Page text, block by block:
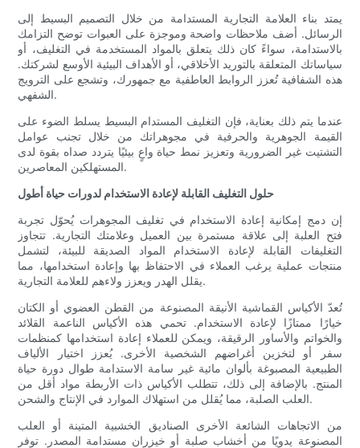
يمتد بناء العلامة التجارية المستدامة من خلال التصميم البسيط إلى
الرسائل. أضف ملاحظات واضحة وموجزة على العبوات توضح التزامك
بالاستدامة، سواءً كان ذلك يتعلق بالمواد المستخدمة في التغليف، أو
سياساتك المتعلقة بالتوريد الأخلاقي، أو الأهداف البيئية الأوسع لشركتك.
هذه الشفافية تُعزز الروابط العاطفية مع جمهورك، وتشجع على الترويج
الشفهي.
عندما يتم ذلك بعناية، فإن التغليف المستدام البسيط يسلط الضوء على
القيمة الجوهرية والحرفية في مجوهراتك من خلال تجنب عوامل
التشتيت غير الضرورية وتعزيز نمط حياة واعٍ بيئيًا يتردد صداه بقوة لدى
المستهلكين المعاصرين.
حلول التغليف القابلة لإعادة الاستخدام لدورات حياة أطول
إن دمج إمكانية إعادة الاستخدام في تغليف المجوهرات يُحوّل تجربة
فتح العلبة إلى علاقة مستمرة بين العميل وعلامتك التجارية. تتجاوز
التغليفات القابلة لإعادة الاستخدام المواد الصديقة للبيئة، لتشمل
منتجات عملية يرغب العملاء في الاحتفاظ بها وإعادة استخدامها، مما
يقلل الهدر ويعزز ولاءهم للعلامة التجارية.
تُعدّ الأكياس القماشية الأنيقة المصنوعة من القطن العضوي أو الكتان
خيارًا ممتازًا لإعادة الاستخدام. تحمي هذه الأكياس الناعمة القلائد
والخواتم والأساور الرقيقة، ويمكن للعملاء إعادة استخدامها كمنظمات
سفر أو لتخزين أغراضهم الشخصية الأخرى. يُعزز اختيار الألياف
الطبيعية المصبوغة بألوان مائية غير سامة الاستدامة طوال دورة حياة
المنتج. بالإضافة إلى ذلك، تتطلب الأكياس ذات الأربطة مواد أقل من
العلب الصلبة، مما يُقلل من استهلاك الموارد في الإنتاج والشحن.
من الاتجاهات الشائعة الأخرى الصناديق الخشبية المتينة أو العلب
المصنوعة يدويًا من أخشاب صلبة أو خيزران مستدامة المصدر. توفر